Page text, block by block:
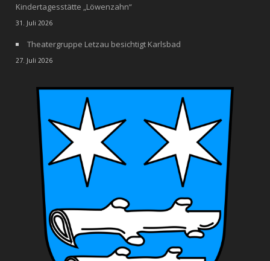
Kindertagesstätte „Löwenzahn“
31. Juli 2026
Theatergruppe Letzau besichtigt Karlsbad
27. Juli 2026